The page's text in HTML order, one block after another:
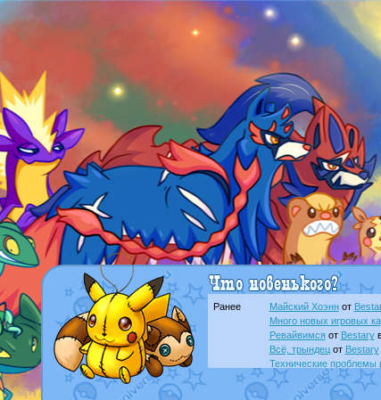
Ранее Майский Хоэннот
Много новых игровых
Ревайвимсяот Bestaryв
Всё, трындецот Bestary
Технические проблемы
доброе утро славянеот
Йолда и Мимикьюот